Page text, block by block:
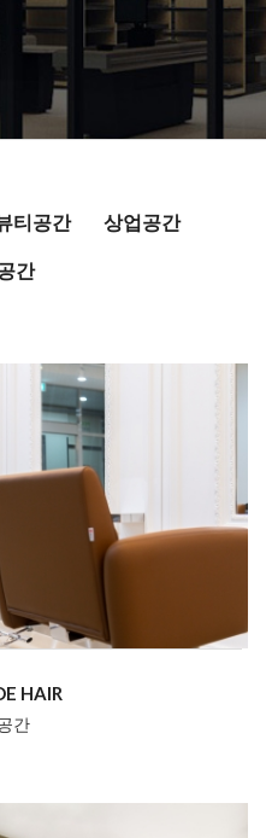
티공간 상업공간
간
HAIR
간